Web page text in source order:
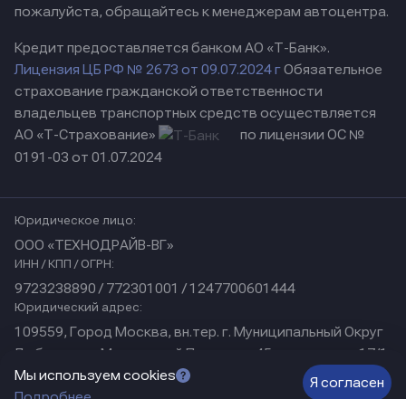
Мы используем cookies
Я согласен
пожалуйста, обращайтесь к менеджерам автоцентра.
Кредит предоставляется банком АО «Т-Банк».
Лицензия ЦБ РФ № 2673 от 09.07.2024 гОбязательное
страхование гражданской ответственности
владельцев транспортных средств осуществляется
АО «Т-Страхование»
по лицензии ОС №
0191-03 от 01.07.2024
Юридическое лицо:
ООО «ТЕХНОДРАЙВ-ВГ»
ИНН / КПП / ОГРН:
9723238890 / 772301001 / 1247700601444
Юридический адрес:
109559, Город Москва, вн.тер. г. Муниципальный Округ
Люблино, ул Марьинский Парк, дом 45, помещение 17/1
Физический адрес: